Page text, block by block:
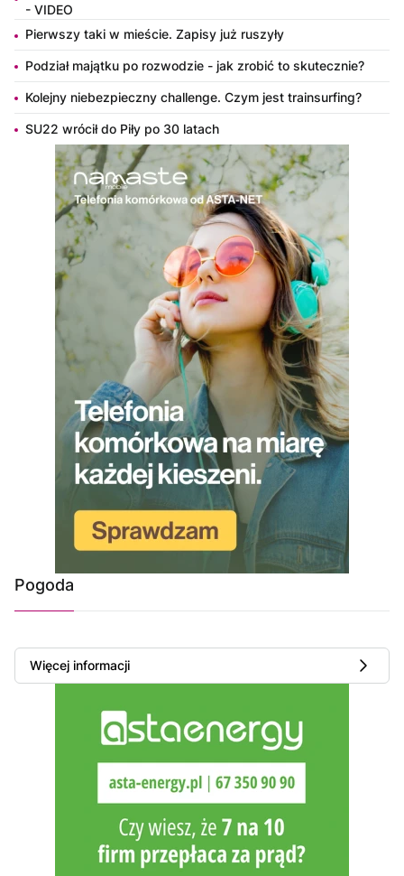
- VIDEO
Pierwszy taki w mieście. Zapisy już ruszyły
Podział majątku po rozwodzie - jak zrobić to skutecznie?
Kolejny niebezpieczny challenge. Czym jest trainsurfing?
SU22 wrócił do Piły po 30 latach
Pogoda
Więcej informacji